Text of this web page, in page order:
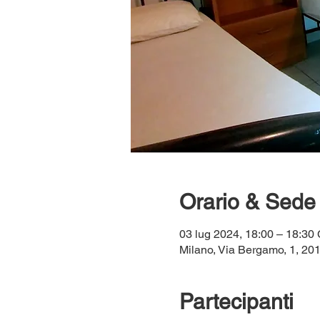
Orario & Sede
03 lug 2024, 18:00 – 18:30
Milano, Via Bergamo, 1,
Partecipanti